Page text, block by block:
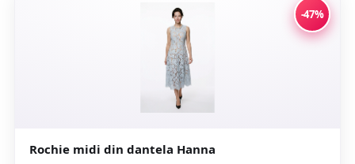
-47%
Rochie midi din dantela Hanna